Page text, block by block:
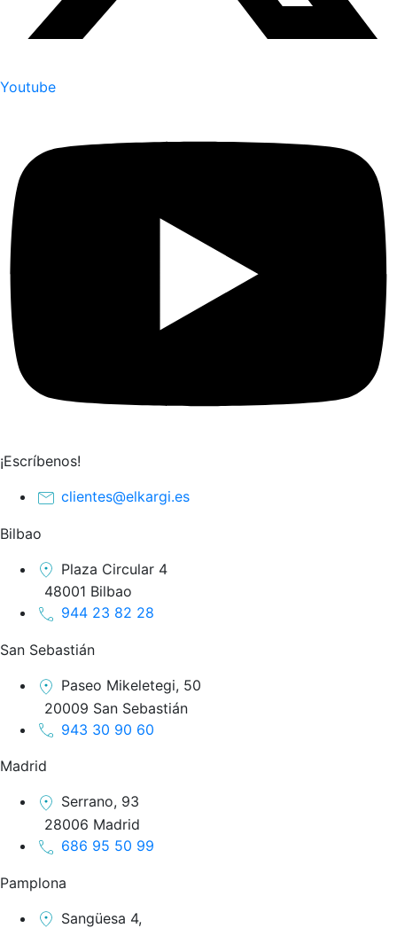
Youtube
¡Escríbenos!
clientes@elkargi.es
Bilbao
Plaza Circular 4
48001 Bilbao
944 23 82 28
San Sebastián
Paseo Mikeletegi, 50
20009 San Sebastián
943 30 90 60
Madrid
Serrano, 93
28006 Madrid
686 95 50 99
Pamplona
Sangüesa 4,